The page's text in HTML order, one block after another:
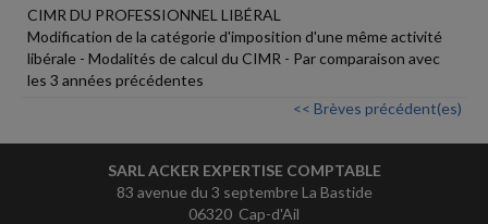
CIMR DU PROFESSIONNEL LIBÉRAL
Modification de la catégorie d'imposition d'une même activité
libérale - Modalités de calcul du CIMR - Par comparaison avec
les 3 années précédentes
<< Brèves précédent(es)
SARL ACKER EXPERTISE COMPTABLE
83 avenue du 3 septembre La Bastide
06320 Cap-d'Ail